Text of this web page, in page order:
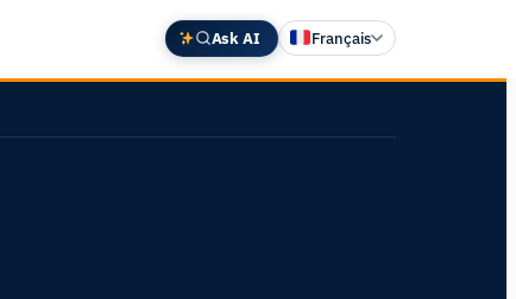
Ask AI Français
English